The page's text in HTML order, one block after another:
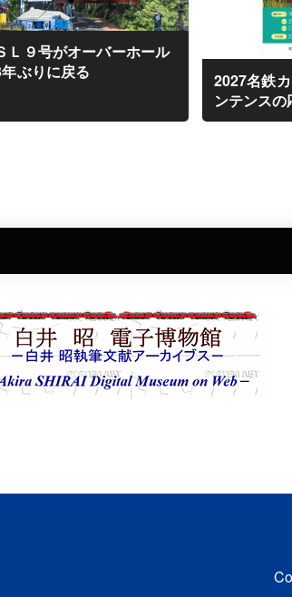
Ｌ９号がオーバーホール
ぶりに戻る
2027名鉄
ンテンス